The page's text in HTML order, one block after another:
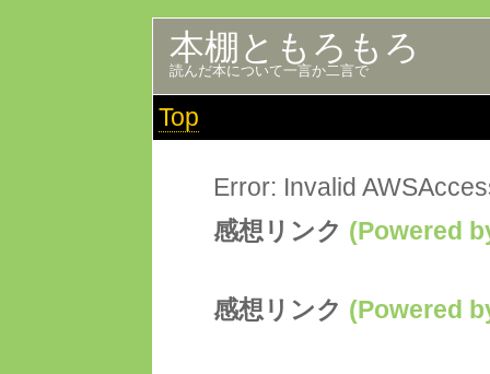
本棚ともろもろ
読んだ本について一言か二言で
Top
Error: Invalid
感想リンク (Powered
感想リンク (Powered